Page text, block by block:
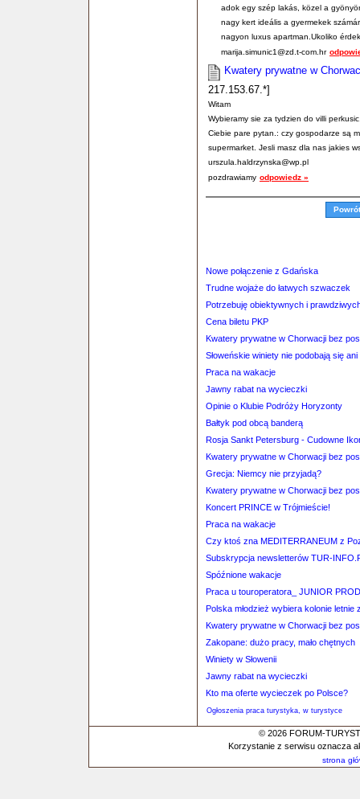
adok egy szép lakás, közel a
nagy kert ideális a gyermekek
nagyon luxus apartman.Ukoliko
marija.simunic1@zd.t-com.hr
Kwatery prywatne w
217.153.67.*]
Witam
Wybieramy sie za tydzien do villi
Ciebie pare pytan.: czy gospodarze są
supermarket. Jesli masz dla nas jakies
urszula.haldrzynska@wp.pl
pozdrawiamy odpowiedz »
Nowe połączenie z Gdańska
Trudne wojaże do łatwych szwaczek
Potrzebuję obiektywnych i
Cena biletu PKP
Kwatery prywatne w Chorwacji bez
Słoweńskie winiety nie podobają się
Praca na wakacje
Jawny rabat na wycieczki
Opinie o Klubie Podróży Horyzonty
Bałtyk pod obcą banderą
Rosja Sankt Petersburg - Cudowne
Kwatery prywatne w Chorwacji bez
Grecja: Niemcy nie przyjadą?
Kwatery prywatne w Chorwacji bez
Koncert PRINCE w Trójmieście!
Praca na wakacje
Czy ktoś zna MEDITERRANEUM z
Subskrypcja newsletterów TUR-
Spóźnione wakacje
Praca u touroperatora_ JUNIOR
Polska młodzież wybiera kolonie letnie
Kwatery prywatne w Chorwacji bez
Zakopane: dużo pracy, mało chętnych
Winiety w Słowenii
Jawny rabat na wycieczki
Kto ma oferte wycieczek po Polsce?
Ogłoszenia praca turystyka, w turystyce
© 2026 FORUM-
Korzystanie z serwisu oznacza
strona